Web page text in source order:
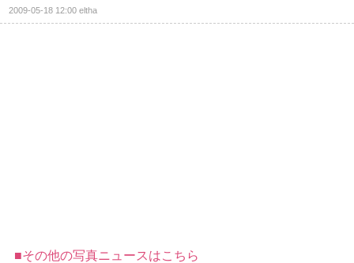
2009-05-18 12:00eltha
■その他の写真ニュースはこちら